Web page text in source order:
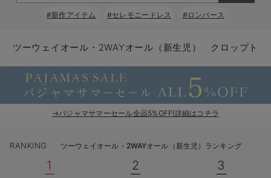
ロンパース・カバーオール
ベビー ブルマ
ベビー スカート
ベビー アウター
ベビーベッド・布団 （ベビー・新生児） ベビーチェア（ハイローチェア）・ベビーラック
ベビー 雑貨 小物
ベビー安全グッズ
メモリアルグッズ
猛暑からベビーを守るひんやりグッズ
ベビーの動物なりきり特集
ベビー 夏のお役立ちグッズ特集
袴ロンパース特集
【アウトレット】ワンピース
【アウトレット】パジャマ
【アウトレット】インナー
抗菌防臭加工
コットン素材
Tシャツブラ
再入荷｜インナー ワンピース
スカート
パジャマ
【37周年祭セール】
【15℃】3月下旬～
動きやすく着回しで
強撚スムース(コスパ
【おまとめ割】パジ
カジュアル
オフィス
ジャケット派
きれいめ美脚パンツ派
ツィード派
セットアップ派
マタニティパジャマ
【オフィスカジュア
レギンスタイプ
【フォーマル】ワン
【ベビー】長袖
ハンカチ
短肌着
セット
快適ウェア10%OFF
快適ウェア10%OFF
セットアップ・ レイ
ジャンパースカート/
ワーク・オフィス
フォーマル / オケー
〜3,000円（税込）
10,001円（税込）〜
女の子におススメの
定番ギフト
薄くてあったか
保温&リカバリー
レギンス・タイツ
あったか度◎
入院してすぐ使うグ
【冬のあったか特集
【冬のあったか特集
#新作アイテム #セレモニードレス #ロンパース
ツーウェイオール・2WAYオール（新生児） クロップト
→パジャマサマーセール全品5%OFF!詳細はコチラ
RANKING ツーウェイオール・2WAYオール（新生児）ランキング
1 2 3
閉じる